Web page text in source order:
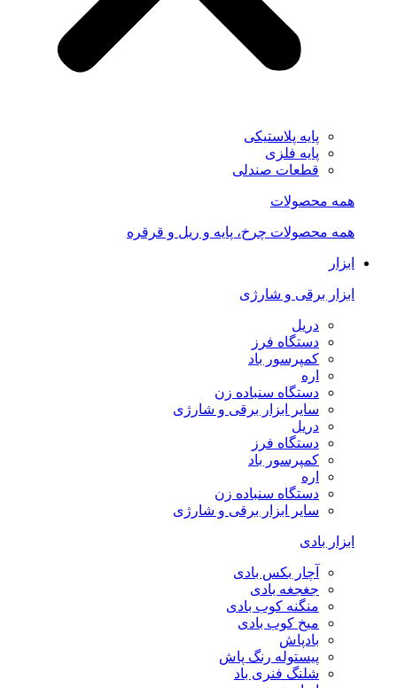
پایه پلاستیکی
پایه فلزی
قطعات صندلی
همه محصولات
همه محصولات چرخ، پایه و ریل و قرقره
ابزار
ابزار برقی و شارژی
دریل
دستگاه فرز
کمپرسور باد
اره
دستگاه سنباده زن
سایر ابزار برقی و شارژی
دریل
دستگاه فرز
کمپرسور باد
اره
دستگاه سنباده زن
سایر ابزار برقی و شارژی
ابزار بادی
آچار بکس بادی
جغجغه بادی
منگنه کوب بادی
میخ کوب بادی
بادپاش
پیستوله رنگ پاش
شلنگ فنری باد